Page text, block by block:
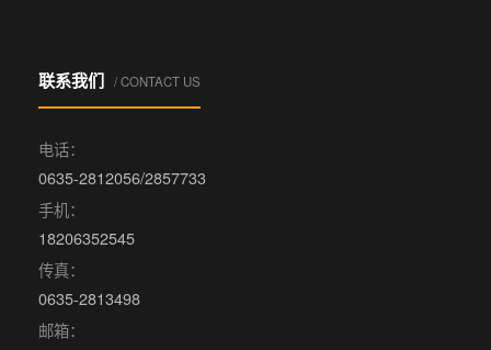
联系我们 / CONTACT US
电话：
0635-2812056/2857733
手机：
18206352545
传真：
0635-2813498
邮箱：